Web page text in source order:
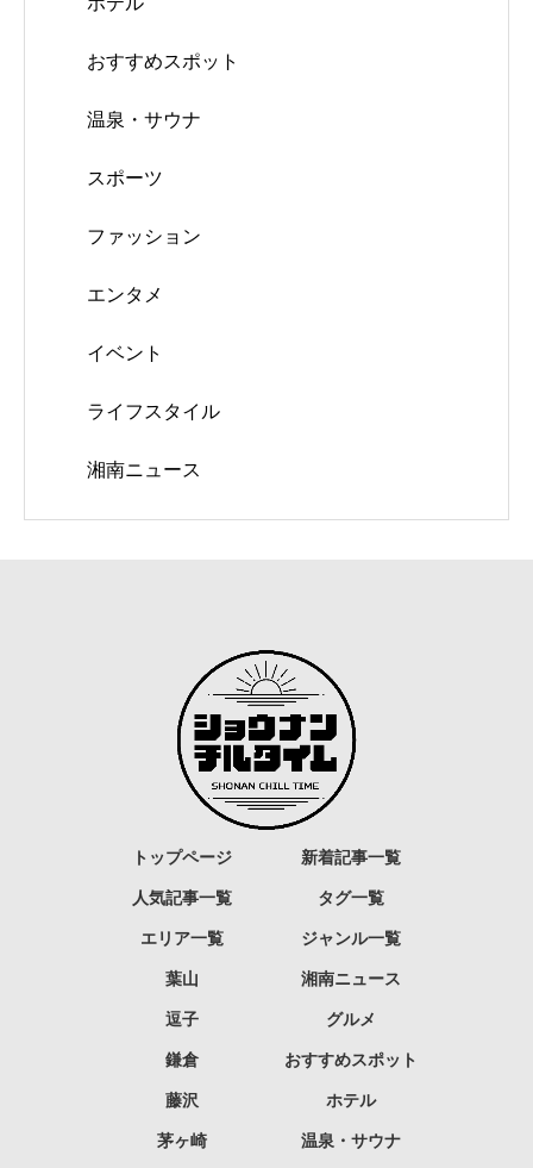
おすすめスポット
温泉・サウナ
スポーツ
ファッション
エンタメ
イベント
ライフスタイル
湘南ニュース
トップページ 新着記事一覧
人気記事一覧 タグ一覧
エリア一覧
葉山
逗子
鎌倉
藤沢
茅ヶ崎
ジャンル一覧
湘南ニュース
グルメ
おすすめスポット
ホテル
温泉・サウナ